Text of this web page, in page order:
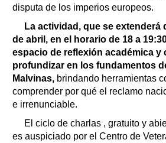
disputa de los imperios europeos.
La actividad, que se extenderá
de abril, en el horario de 18 a
espacio de reflexión académica y
profundizar en los fundamentos
Malvinas, brindando herramientas
comprender por qué el reclamo
e irrenunciable.
El ciclo de charlas , gratuito y
es auspiciado por el Centro de